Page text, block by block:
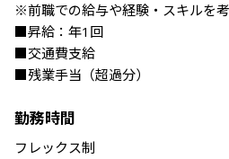
※前職での給与や経験・スキルを
■昇給：年1回
■交通費支給
■残業手当（超過分）
勤務時間
フレックス制